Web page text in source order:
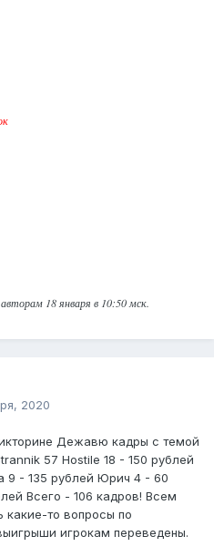
18 января в 10:50 мск.
2020
Дежавю кадры с темой
57 Hostile 18 - 150 рублей
9 - 135 рублей Юрич 4 - 60
Всего - 106 кадров! Всем
какие-то вопросы по
игрокам переведены.